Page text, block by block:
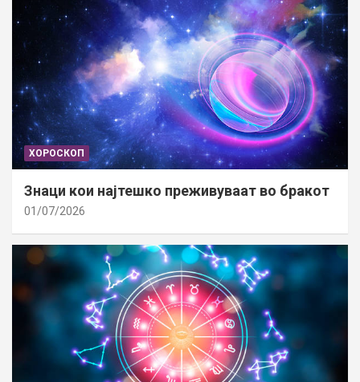
ХОРОСКОП
Знаци кои најтешко преживуваат во бракот
01/07/2026